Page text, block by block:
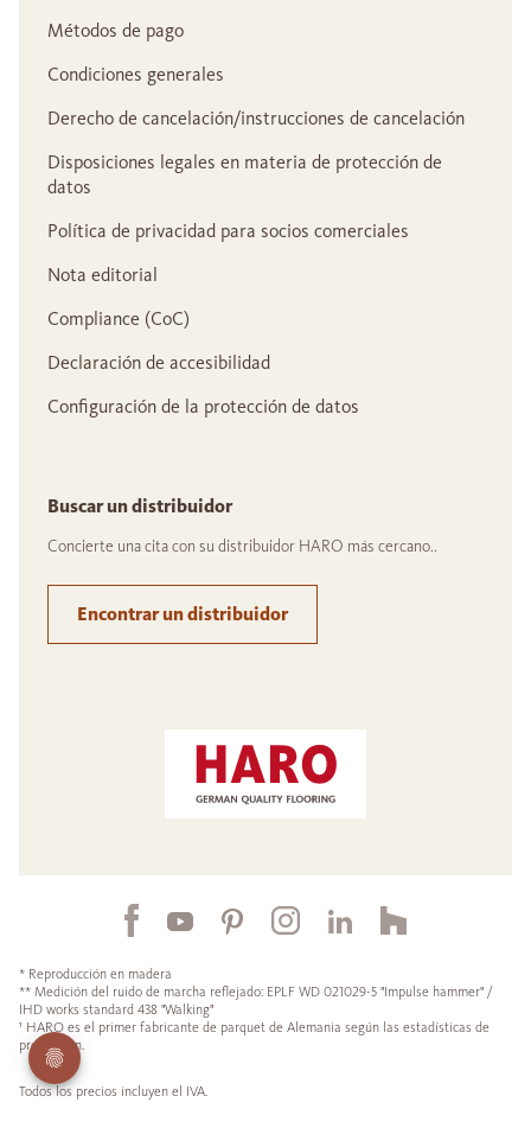
Métodos de pago
Condiciones generales
Derecho de cancelación/instrucciones de cancelación
Disposiciones legales en materia de protección de
datos
Política de privacidad para socios comerciales
Nota editorial
Compliance (CoC)
Declaración de accesibilidad
Configuración de la protección de datos
Buscar un distribuidor
Concierte una cita con su distribuidor HARO más cercano..
Encontrar un distribuidor
* Reproducción en madera
** Medición del ruido de marcha reflejado: EPLF WD 021029-5 "Impulse hammer" /
IHD works standard 438 "Walking"
¹ HARO es el primer fabricante de parquet de Alemania según las estadísticas de
producción.
Todos los precios incluyen el IVA.